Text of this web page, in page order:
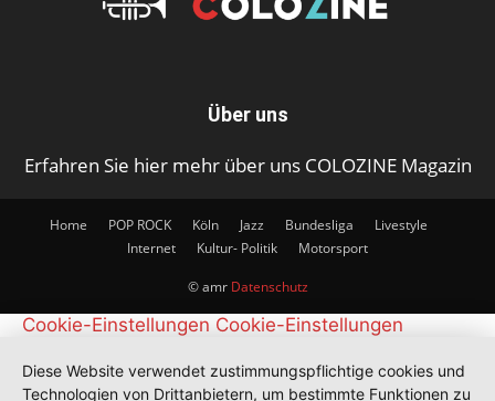
Über uns
Erfahren Sie hier mehr über uns COLOZINE Magazin
Home POP ROCK Köln Jazz Bundesliga
Livestyle
Internet
Kultur- Politik Motorsport
© amr Datenschutz
Cookie-Einstellungen Cookie-Einstellungen
Diese Website verwendet zustimmungspflichtige cookies und
Technologien von Drittanbietern, um bestimmte Funktionen zu